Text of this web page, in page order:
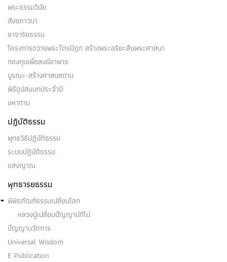
พระธรรมวินัย
สังฆภาวนา
อาจาริยธรรม
โครงการถวายพระไตรปิฎก สร้างพระอริยะสืบพระศาสนา
กองทุนเพื่อสงฆ์อาพาธ
บูรณะ-สร้างศาสนสถาน
พิธีอุปสมบทประจำปี
มหาทาน
ปฏิบัติธรรม
พุทธวิธีปฏิบัติธรรม
ระบบปฏิบัติธรรม
แสงญาณ
พุทธารยธรรม
พิพิธภัณฑ์ธรรมเปลี่ยนโลก
หลวงปู่เปลี่ยนปัญญาปทีโป
ปัญญานวัตการ
Universal Wisdom
E Publication